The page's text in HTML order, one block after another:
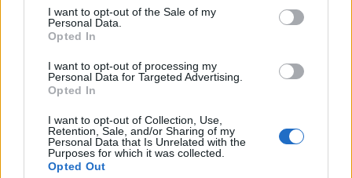
consent section.
I want to opt-out of the Sale of my
Personal Data.
Opted In
I want to opt-out of processing my
Personal Data for Targeted Advertising.
Opted In
I want to opt-out of Collection, Use,
Retention, Sale, and/or Sharing of my
Personal Data that Is Unrelated with the
Purposes for which it was collected.
Opted Out
Deck and engine positions in English
מחלקות אלו אחראיות על ניהולה התקין של האוניה